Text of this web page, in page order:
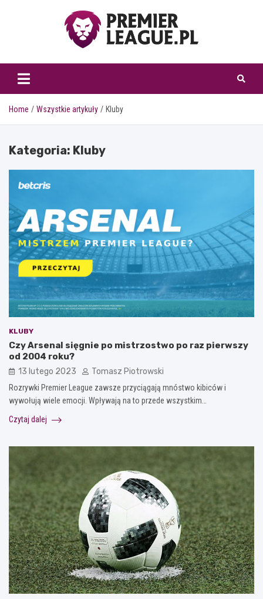
www.premierleague.pl
Home Wszystkie artykuły Kluby
Kategoria: Kluby
KLUBY
Czy Arsenal sięgnie po mistrzostwo po raz pierwszy
od 2004 roku?
13 lutego 2023 Tomasz Piotrowski
Rozrywki Premier League zawsze przyciągają mnóstwo kibiców i
wywołują wiele emocji. Wpływają na to przede wszystkim…
Czytaj dalej